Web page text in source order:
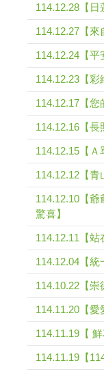
114.12.28【日
114.12.27【來
114.12.24【平
114.12.23【彩
114.12.17【您
114.12.16【長
114.12.15【Ａ
114.12.12【青
114.12.10【
驚喜】
114.12.11【站
114.12.04【統
114.10.22【崇
114.11.20【愛
114.11.19【
114.11.19【